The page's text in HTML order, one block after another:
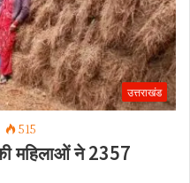
उत्तराखंड
515
महिलाओं ने 2357